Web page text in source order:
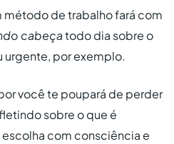
método de trabalho fará com
cabeçatodo dia sobre o
urgente, por exemplo.
você te poupará de perder
sobre o que é
escolha com consciência e